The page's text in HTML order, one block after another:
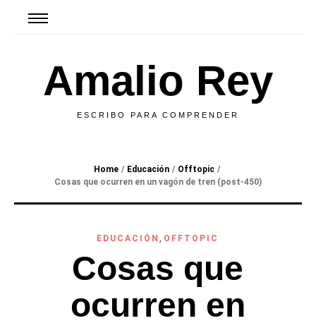
Amalio Rey
ESCRIBO PARA COMPRENDER
Home / Educación / Offtopic /
Cosas que ocurren en un vagón de tren (post-450)
EDUCACIÓN, OFFTOPIC
Cosas que
ocurren en